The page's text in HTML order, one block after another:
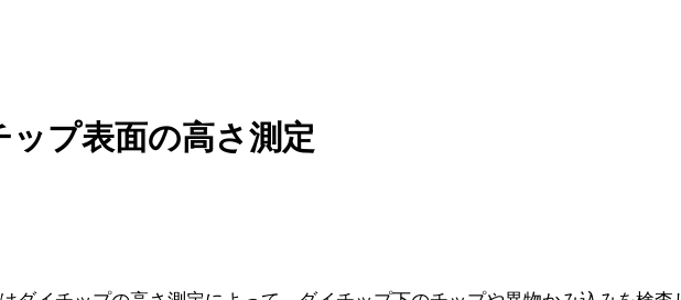
ップ表面の高さ測定